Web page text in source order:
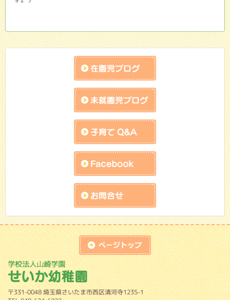
top
学校法人山崎学園 せいか幼稚園
〒331-0048 埼玉県さいたま市西区清河寺1235-1